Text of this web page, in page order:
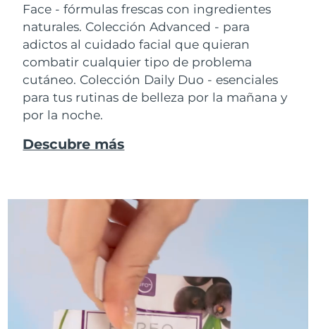
Face - fórmulas frescas con ingredientes
naturales. Colección Advanced - para
adictos al cuidado facial que quieran
combatir cualquier tipo de problema
cutáneo. Colección Daily Duo - esenciales
para tus rutinas de belleza por la mañana y
por la noche.
Descubre más